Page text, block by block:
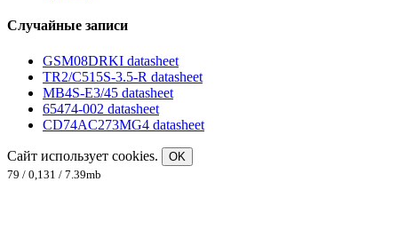
Случайные записи
GSM08DRKI datasheet
TR2/C515S-3.5-R datasheet
MB4S-E3/45 datasheet
65474-002 datasheet
CD74AC273MG4 datasheet
Сайт использует cookies.
OK
79 / 0,131 / 7.39mb